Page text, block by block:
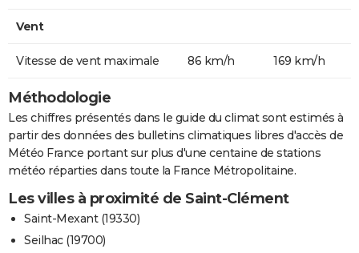
Vent
Vitesse de vent maximale 86 km/h 169 km/h
Méthodologie
Les chiffres présentés dans le guide du climat sont estimés à
partir des données des bulletins climatiques libres d'accès de
Météo France portant sur plus d'une centaine de stations
météo réparties dans toute la France Métropolitaine.
Les villes à proximité de Saint-Clément
Saint-Mexant (19330)
Seilhac (19700)